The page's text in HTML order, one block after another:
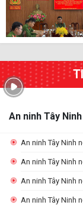
An ninh Tây
An ninh Tây Ninh
An ninh Tây Ninh
An ninh Tây Ninh
An ninh Tây Ninh